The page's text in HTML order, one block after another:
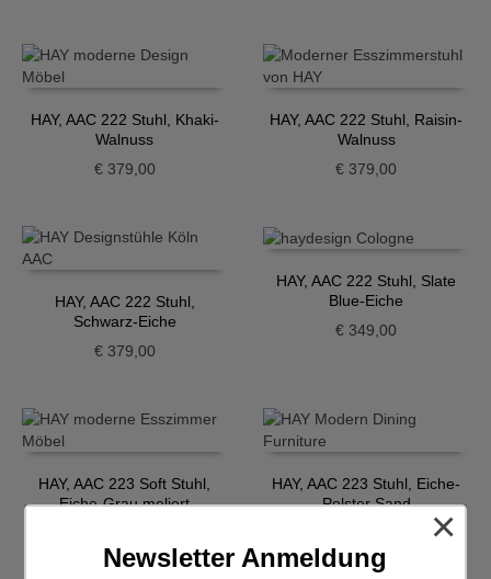
HAY, AAC 222 Stuhl, Khaki-
Walnuss
€379,00
HAY, AAC 222 Stuhl, Raisin-
Walnuss
€ 379,00
HAY, AAC 222 Stuhl,
Schwarz-Eiche
€379,00
HAY, AAC 222 Stuhl, Slate
Blue-Eiche
€ 349,00
HAY, AAC 223 Soft Stuhl,
Eiche-Grau meliert
HAY, AAC 223 Stuhl, Eiche-
Polster Sand
Newsletter Anmeldung
×